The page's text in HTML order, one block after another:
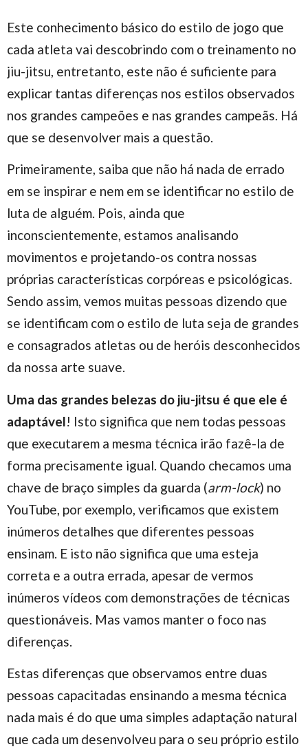
Este conhecimento básico do estilo de jogo que
cada atleta vai descobrindo com o treinamento no
jiu-jitsu, entretanto, este não é suficiente para
explicar tantas diferenças nos estilos observados
nos grandes campeões e nas grandes campeãs. Há
que se desenvolver mais a questão.
Primeiramente, saiba que não há nada de errado
em se inspirar e nem em se identificar no estilo de
luta de alguém. Pois, ainda que
inconscientemente, estamos analisando
movimentos e projetando-os contra nossas
próprias características corpóreas e psicológicas.
Sendo assim, vemos muitas pessoas dizendo que
se identificam com o estilo de luta seja de grandes
e consagrados atletas ou de heróis desconhecidos
da nossa arte suave.
Uma das grandes belezas do jiu-jitsu é que ele é
adaptável! Isto significa que nem todas pessoas
que executarem a mesma técnica irão fazê-la de
forma precisamente igual. Quando checamos uma
chave de braço simples da guarda (arm-lock) no
YouTube, por exemplo, verificamos que existem
inúmeros detalhes que diferentes pessoas
ensinam. E isto não significa que uma esteja
correta e a outra errada, apesar de vermos
inúmeros vídeos com demonstrações de técnicas
questionáveis. Mas vamos manter o foco nas
diferenças.
Estas diferenças que observamos entre duas
pessoas capacitadas ensinando a mesma técnica
nada mais é do que uma simples adaptação natural
que cada um desenvolveu para o seu próprio estilo